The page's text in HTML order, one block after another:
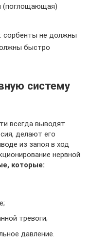
(поглощающая)
сорбенты не должны
быстро
систему
всегда выводят
делают его
из запоя в ход
нервной
которые:
тревоги;
давление.